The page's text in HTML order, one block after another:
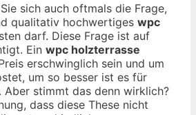
sich auch oftmals die Frage,
qualitativ hochwertiges wpc
darf. Diese Frage ist auf
Ein wpc holzterrasse
erschwinglich sein und um
um so besser ist es für
Aber stimmt das denn wirklich?
dass diese These nicht